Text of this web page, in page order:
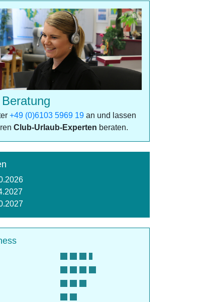
+49 (0)6103 5969 19 an und lassen
Club-Urlaub-Experten beraten.